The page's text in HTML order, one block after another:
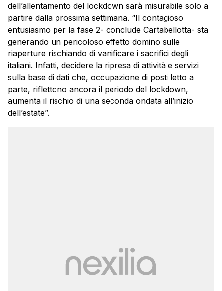
dell’allentamento del lockdown sarà misurabile solo a
partire dalla prossima settimana. “Il contagioso
entusiasmo per la fase 2- conclude Cartabellotta- sta
generando un pericoloso effetto domino sulle
riaperture rischiando di vanificare i sacrifici degli
italiani. Infatti, decidere la ripresa di attività e servizi
sulla base di dati che, occupazione di posti letto a
parte, riflettono ancora il periodo del lockdown,
aumenta il rischio di una seconda ondata all’inizio
dell’estate”.